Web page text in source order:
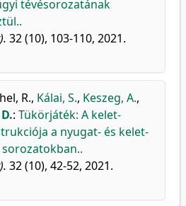
tévésorozatának
32 (10), 103-110, 2021.
R., Kálai, S., Keszeg, A.,
: Tükörjáték: A kelet-
a nyugat- és kelet-
32 (10), 42-52, 2021.